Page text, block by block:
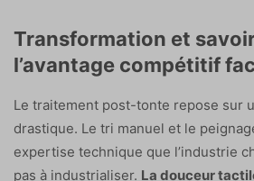
Transformation et
l’avantage compétitif
Le traitement post-tonte repose sur
drastique. Le tri manuel et le
expertise technique que l’industrie
pas à industrialiser. La douceur